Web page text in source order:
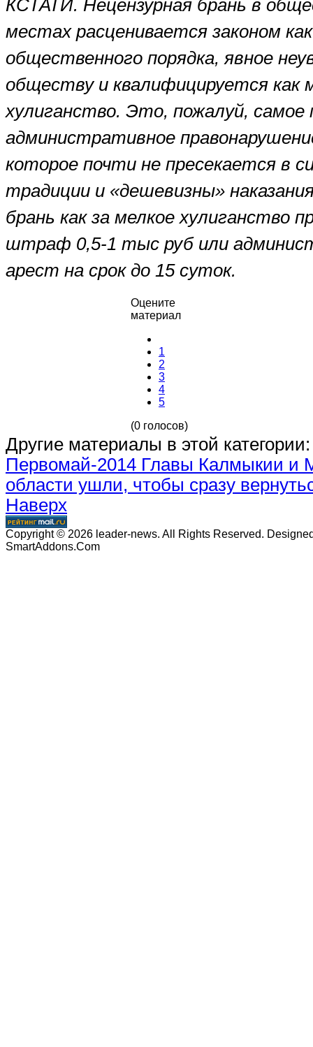
КСТАТИ. Нецензурная брань в
местах расценивается законом
общественного порядка, явное
обществу и квалифицируется как
хулиганство. Это, пожалуй, самое
административное
которое почти не пресекается в
традиции и «дешевизны»
брань как за мелкое хулиганство
штраф 0,5-1 тыс руб или
арест на срок до 15 суток.
Оцените
материал
1
2
3
4
5
(0 голосов)
Другие материалы в этой категории:
Первомай-2014 Главы Калмыкии и
области ушли, чтобы сразу
Наверх
Copyright © 2026 leader-news. All Rights Reserved.
SmartAddons.Com